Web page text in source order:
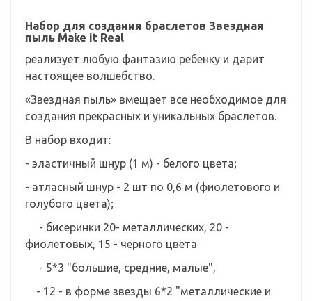
Набор для создания браслетов Звездная
пыль Make it Real
реализует любую фантазию ребенку и дарит
настоящее волшебство.
«Звездная пыль» вмещает все необходимое для
создания прекрасных и уникальных браслетов.
В набор входит:
- эластичный шнур (1 м) - белого цвета;
- атласный шнур - 2 шт по 0,6 м (фиолетового и
голубого цвета);
- бисеринки 20- металлических, 20 -
фиолетовых, 15 - черного цвета
- 5*3 "большие, средние, малые",
- 12 - в форме звезды 6*2 "металлические и